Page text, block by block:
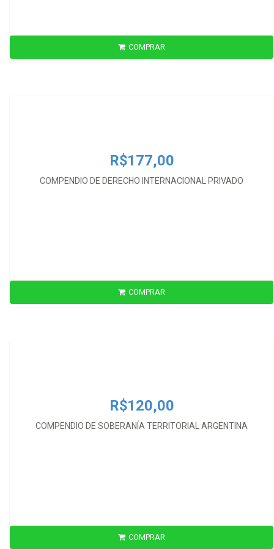
COMPRAR
R$177,00
COMPENDIO DE DERECHO INTERNACIONAL PRIVADO
R$177,00
COMPRAR
R$120,00
COMPENDIO DE SOBERANÍA TERRITORIAL ARGENTINA
R$120,00
COMPRAR